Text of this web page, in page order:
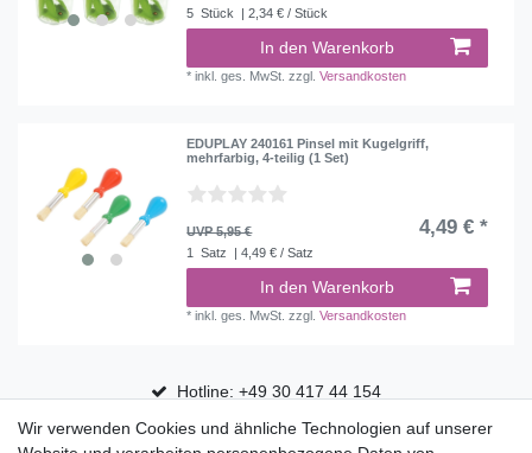
5 Stück | 2,34 € / Stück
In den Warenkorb
*inkl. ges. MwSt. zzgl.Versandkosten
EDUPLAY 240161 Pinsel mit Kugelgriff,
mehrfarbig, 4-teilig (1 Set)
UVP 5,95 € 4,49 € *
1 Satz | 4,49 € / Satz
In den Warenkorb
*inkl. ges. MwSt. zzgl.Versandkosten
Hotline: +49 30 417 44 154
30 Tage Rückgaberecht
Wir verwenden Cookies und ähnliche Technologien auf unserer